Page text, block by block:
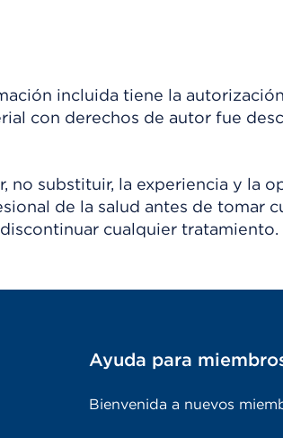
incluida tiene la
con derechos de autor fue
substituir, la experiencia y la
de la salud antes de tomar
cualquier tratamiento.
Ayuda para
Bienvenida a nuevos